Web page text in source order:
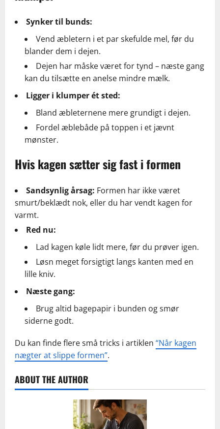
Synker til bunds:
Vend æbletern i et par skefulde mel, før du
blander dem i dejen.
Dejen har måske været for tynd – næste gang
kan du tilsætte en anelse mindre mælk.
Ligger i klumper ét sted:
Bland æbleternene mere grundigt i dejen.
Fordel æblebåde på toppen i et jævnt
mønster.
Hvis kagen sætter sig fast i formen
Sandsynlig årsag: Formen har ikke været
smurt/beklædt nok, eller du har vendt kagen for
varmt.
Red nu:
Lad kagen køle lidt mere, før du prøver igen.
Løsn meget forsigtigt langs kanten med en
lille kniv.
Næste gang:
Brug altid bagepapir i bunden og smør
siderne godt.
Du kan finde flere små tricks i artiklen “Når kagen
nægter at slippe formen”.
ABOUT THE AUTHOR